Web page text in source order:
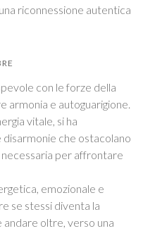
riconnessione autentica
con le forze della
armonia e autoguarigione.
vitale, si ha
disarmonie che ostacolano
per affrontare
emozionale e
se stessi diventa la
oltre, verso una